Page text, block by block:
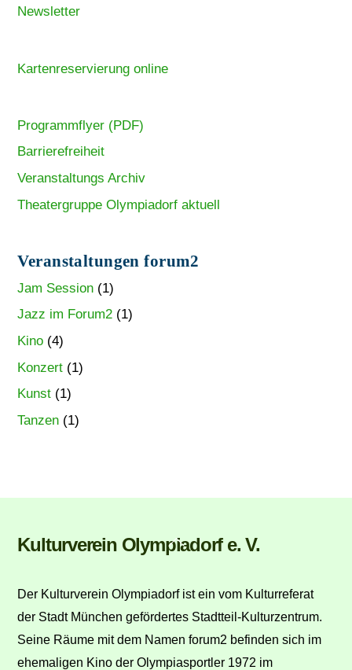
Newsletter
Kartenreservierung online
Programmflyer (PDF)
Barrierefreiheit
Veranstaltungs Archiv
Theatergruppe Olympiadorf aktuell
Veranstaltungen forum2
Jam Session (1)
Jazz im Forum2 (1)
Kino (4)
Konzert (1)
Kunst (1)
Tanzen (1)
Back
Kulturverein Olympiadorf e. V.
Der Kulturverein Olympiadorf ist ein vom Kulturreferat
der Stadt München gefördertes Stadtteil-Kulturzentrum.
Seine Räume mit dem Namen forum2 befinden sich im
ehemaligen Kino der Olympiasportler 1972 im